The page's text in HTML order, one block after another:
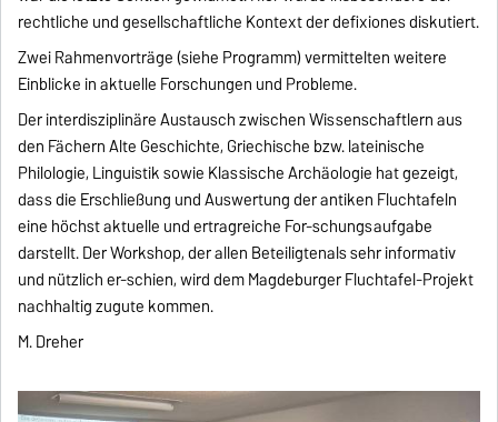
rechtliche und gesellschaftliche Kontext der defixiones diskutiert.
Zwei Rahmenvorträge (siehe Programm) vermittelten weitere
Einblicke in aktuelle Forschungen und Probleme.
Der interdisziplinäre Austausch zwischen Wissenschaftlern aus
den Fächern Alte Geschichte, Griechische bzw. lateinische
Philologie, Linguistik sowie Klassische Archäologie hat gezeigt,
dass die Erschließung und Auswertung der antiken Fluchtafeln
eine höchst aktuelle und ertragreiche For-schungsaufgabe
darstellt. Der Workshop, der allen Beteiligtenals sehr informativ
und nützlich er-schien, wird dem Magdeburger Fluchtafel-Projekt
nachhaltig zugute kommen.
M. Dreher